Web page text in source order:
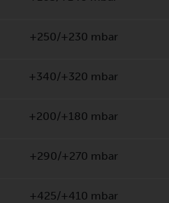
+250/+230 mbar
+340/+320 mbar
+200/+180 mbar
+290/+270 mbar
+425/+410 mbar